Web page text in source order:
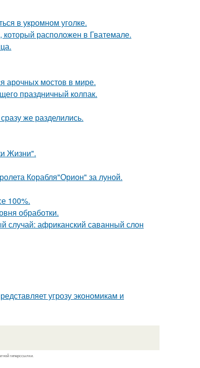
в укромном уголке.
который расположен в Гватемале.
арочных мостов в мире.
праздничный колпак.
же разделились.
Жизни".
Корабля"Орион" за луной.
100%.
обработки.
случай: африканский саванный слон
угрозу экономикам и
гиперссылки.